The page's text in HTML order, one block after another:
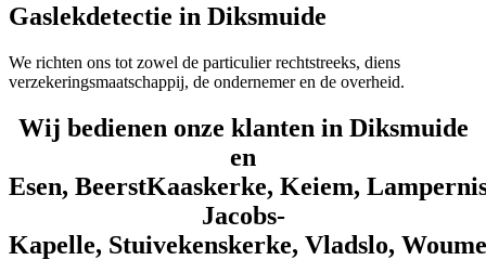
Gaslekdetectie in Diksmuide
We richten ons tot zowel de particulier rechtstreeks, diens
verzekeringsmaatschappij, de ondernemer en de overheid.
Wij bedienen onze klanten in Diksmuide
en
Esen, BeerstKaaskerke, Keiem,
Jacobs-
Kapelle, Stuivekenskerke, Vladslo,